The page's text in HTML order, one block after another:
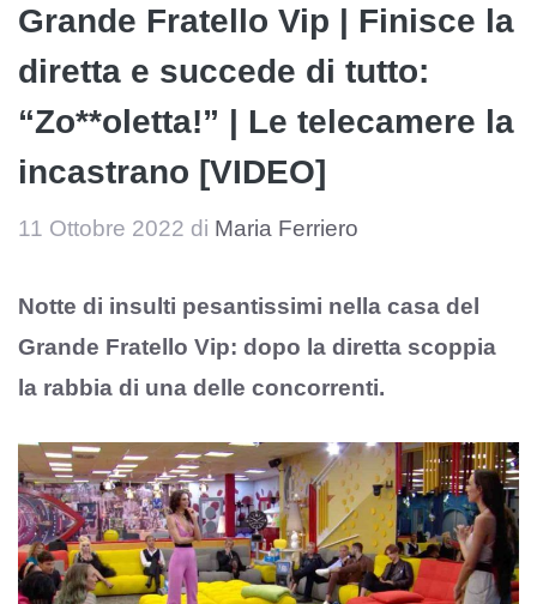
Grande Fratello Vip | Finisce la
diretta e succede di tutto:
“Zo**oletta!” | Le telecamere la
incastrano [VIDEO]
11 Ottobre 2022 di Maria Ferriero
Notte di insulti pesantissimi nella casa del
Grande Fratello Vip: dopo la diretta scoppia
la rabbia di una delle concorrenti.